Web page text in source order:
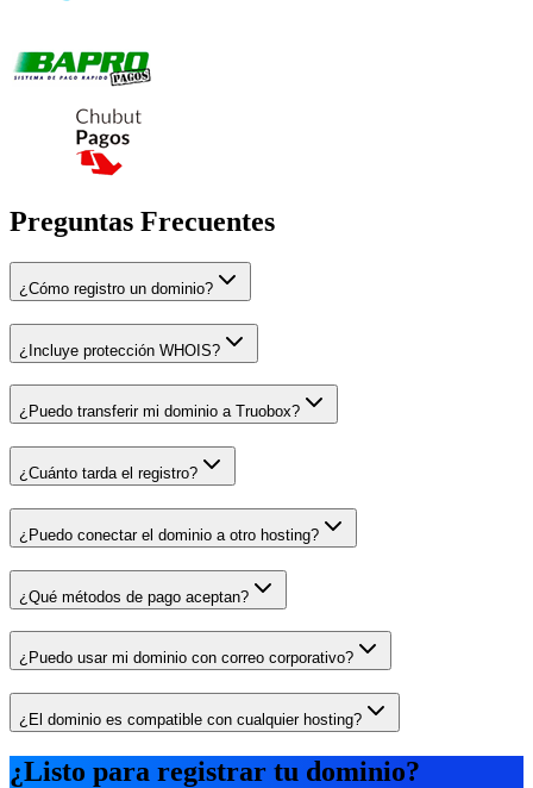
Preguntas Frecuentes
¿Cómo registro un dominio?
¿Incluye protección WHOIS?
¿Puedo transferir mi dominio a Truobox?
¿Cuánto tarda el registro?
¿Puedo conectar el dominio a otro hosting?
¿Qué métodos de pago aceptan?
¿Puedo usar mi dominio con correo corporativo?
¿El dominio es compatible con cualquier hosting?
¿Listo para registrar tu dominio?